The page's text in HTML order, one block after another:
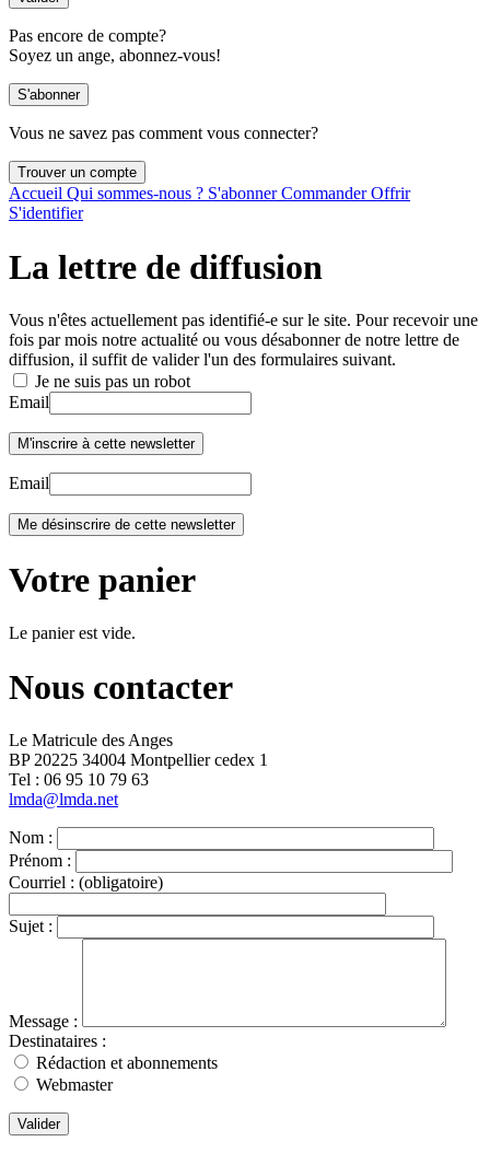
Pas encore de compte?
Soyez un ange, abonnez-vous!
Vous ne savez pas comment vous connecter?
Accueil Qui sommes-nous ? S'abonnerCommanderOffrir
S'identifier
La lettre de diffusion
Vous n'êtes actuellement pas identifié-e sur le site. Pour recevoir une
fois par mois notre actualité ou vous désabonner de notre lettre de
diffusion, il suffit de valider l'un des formulaires suivant.
Je ne suis pas un robot
Email
Email
Votre panier
Le panier est vide.
Nous contacter
Le Matricule des Anges
BP 20225 34004 Montpellier cedex 1
Tel : ‭06 95 10 79 63
lmda@lmda.net
Nom :
Prénom :
Courriel : (obligatoire)
Sujet :
Message :
Destinataires :
Rédaction et abonnements
Webmaster
Valider